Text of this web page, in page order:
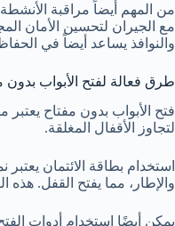
من المهم أيضاً مراقبة
مع الجيران لتحسين الأمان
والنوافذ يساعد أيضاً في
طرق فعالة لفتح الأبواب بدون
فتح الأبواب بدون مفتاح
لتجاوز الأقفال المغلقة.
استخدام بطاقة الائتمان
والإطار، مما يفتح القفل. هذه
يمكن أيضًا استخدام أدوات